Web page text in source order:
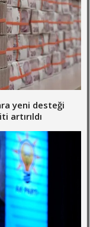
yeni desteği
artırıldı